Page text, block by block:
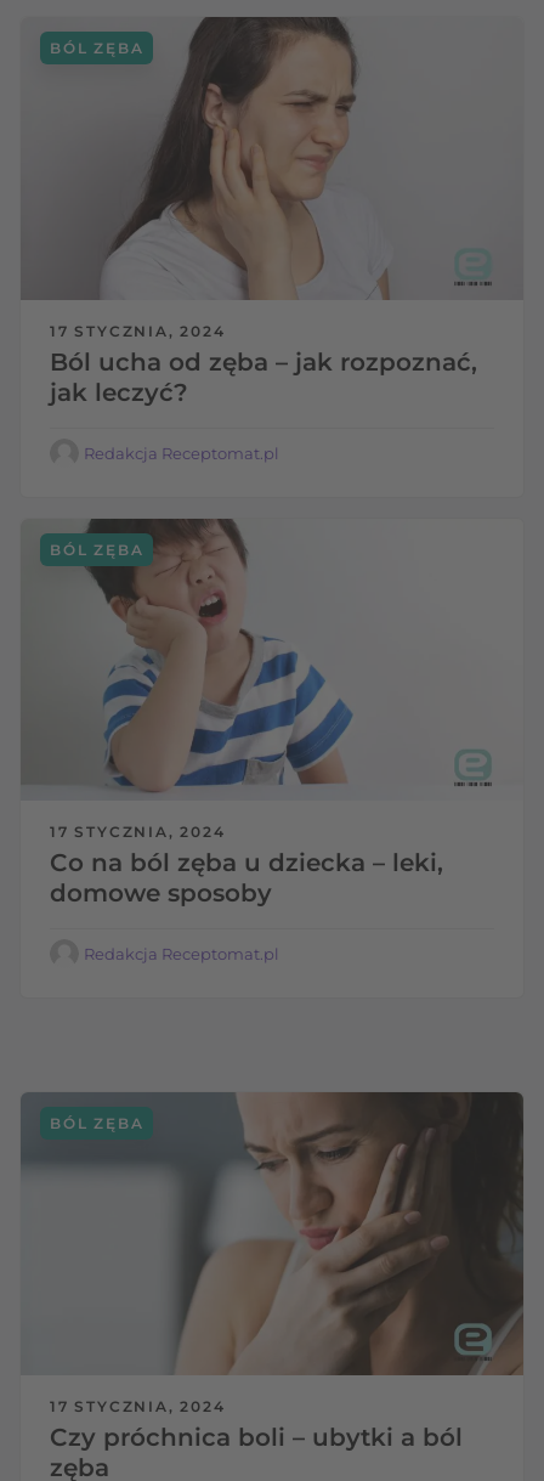
17 STYCZNIA, 2024
Ból ucha od zęba – jak rozpoznać,
jak leczyć?
BÓL ZĘBA
Redakcja Receptomat.pl
17 STYCZNIA, 2024
Co na ból zęba u dziecka – leki,
domowe sposoby
BÓL ZĘBA
Redakcja Receptomat.pl
17 STYCZNIA, 2024
Czy próchnica boli – ubytki a ból
zęba
BÓL ZĘBA